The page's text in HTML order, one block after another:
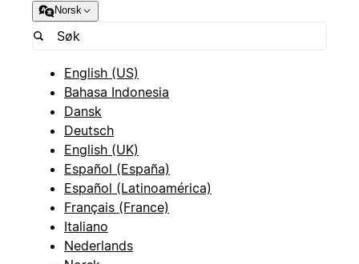
Norsk
English (US)
Bahasa Indonesia
Dansk
Deutsch
English (UK)
Español (España)
Español (Latinoamérica)
Français (France)
Italiano
Nederlands